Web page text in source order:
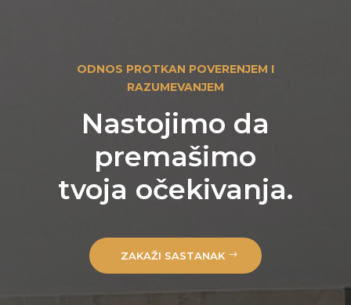
ODNOS PROTKAN POVERENJEM I
RAZUMEVANJEM
Nastojimo da
premašimo
tvoja očekivanja.
ZAKAŽI SASTANAK